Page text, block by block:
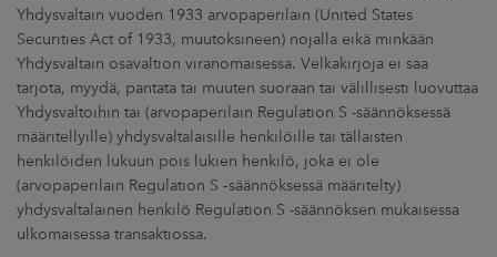
Yhdysvaltain vuoden 1933 arvopaperilain (United States
Securities Act of 1933, muutoksineen) nojalla eikä minkään
Yhdysvaltain osavaltion viranomaisessa. Velkakirjoja ei saa
tarjota, myydä, pantata tai muuten suoraan tai välillisesti luovuttaa
Yhdysvaltoihin tai (arvopaperilain Regulation S -säännöksessä
määritellyille) yhdysvaltalaisille henkilöille tai tällaisten
henkilöiden lukuun pois lukien henkilö, joka ei ole
(arvopaperilain Regulation S ‑säännöksessä määritelty)
yhdysvaltalainen henkilö Regulation S -säännöksen mukaisessa
ulkomaisessa transaktiossa.